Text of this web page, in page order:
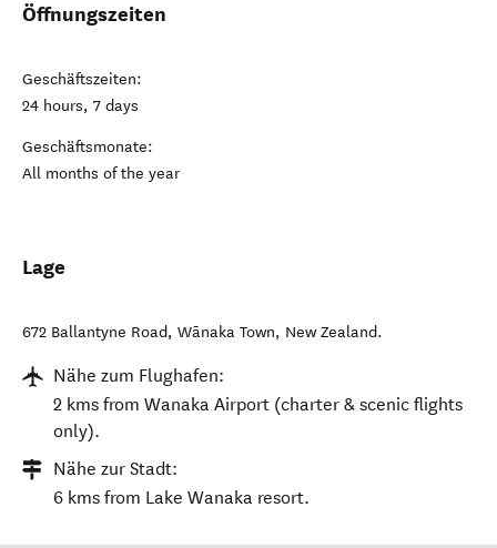
Öffnungszeiten
Geschäftszeiten:
24 hours, 7 days
Geschäftsmonate:
All months of the year
Lage
672 Ballantyne Road, Wānaka Town, New Zealand.
Nähe zum Flughafen:
2 kms from Wanaka Airport (charter & scenic flights
only).
Nähe zur Stadt:
6 kms from Lake Wanaka resort.